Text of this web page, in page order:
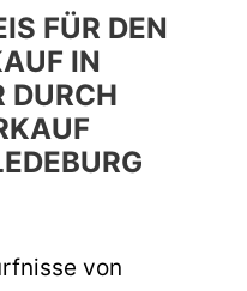
FÜR DEN
IN
DURCH
von